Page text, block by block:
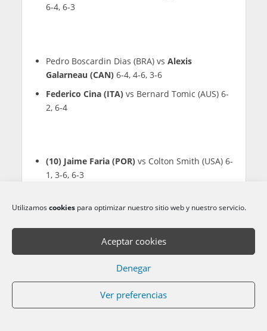
Utilizamoscookies para optimizar nuestro sitio web y nuestro servicio.
Aceptar cookies
Denegar
Ver preferencias
6-4, 6-3
Pedro Boscardin Dias (BRA) vs Alexis
Galarneau (CAN)6-4, 4-6, 3-6
Federico Cina (ITA)vs Bernard Tomic (AUS) 6-
2, 6-4
(10) Jaime Faria (POR)vs Colton Smith (USA) 6-
1, 3-6, 6-3
Neumayer (AUT)1-6, 3-6
3-6, 6-3, 6-7(9)
Gustavo Heide (BRA) vsJurij Rodionov (AUT)
1-6, 4-6